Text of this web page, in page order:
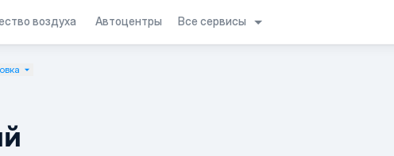
воздуха Автоцентры Все сервисы